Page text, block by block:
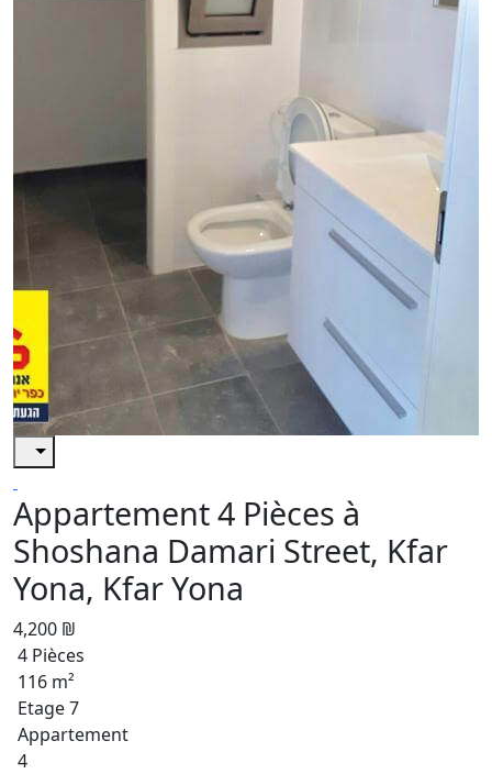
Appartement 4 Pièces à
Shoshana Damari Street, Kfar
Yona, Kfar Yona
4,200 ₪
4 Pièces
116 m²
Etage 7
Appartement
4